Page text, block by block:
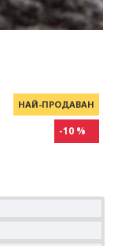
НАЙ-ПРОДАВАН
-10 %